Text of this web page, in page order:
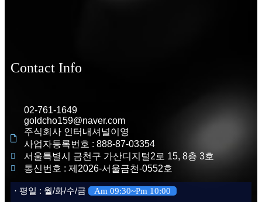
Contact Info
02-761-1649
goldcho159@naver.com
주식회사 인터내셔널이영
사업자등록번호 : 888-87-03354
서울특별시 금천구 가산디지털2로 15, 8층 3호
통신번호 : 제2026-서울금천-0552호
· 평일 : 월/화/수/금 Am 09:30~Pm 10:00